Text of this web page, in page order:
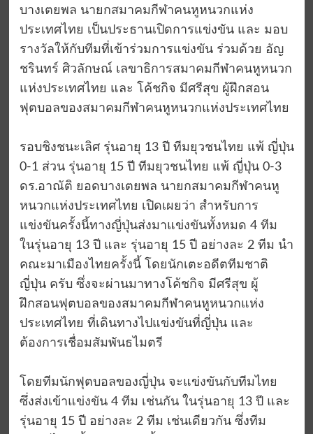
บางเตยพล นายกสมาคมกีฬาคนหูหนวกแห่ง
ประเทศไทย เป็นประธานเปิดการแข่งขัน และ มอบ
รางวัลให้กับทีมที่เข้าร่วมการแข่งขัน ร่วมด้วย อัญ
ชรินทร์ ศิวลักษณ์ เลขาธิการสมาคมกีฬาคนหูหนวก
แห่งประเทศไทย และ โค้ชกิจ มีศรีสุข ผู้ฝึกสอน
ฟุตบอลของสมาคมกีฬาคนหูหนวกแห่งประเทศไทย
รอบชิงชนะเลิศ รุ่นอายุ 13 ปี ทีมยุวชนไทย แพ้ ญี่ปุ่น
0-1 ส่วน รุ่นอายุ 15 ปี ทีมยุวชนไทย แพ้ ญี่ปุ่น 0-3
ดร.อาณัติ ยอดบางเตยพล นายกสมาคมกีฬาคนหู
หนวกแห่งประเทศไทย เปิดเผยว่า สำหรับการ
แข่งขันครั้งนี้ทางญี่ปุ่นส่งมาแข่งขันทั้งหมด 4 ทีม
ในรุ่นอายุ 13 ปี และ รุ่นอายุ 15 ปี อย่างละ 2 ทีม นำ
คณะมาเมืองไทยครั้งนี้ โดยนักเตะอดีตทีมชาติ
ญี่ปุ่น ครับ ซึ่งจะผ่านมาทางโค้ชกิจ มีศรีสุข ผู้
ฝึกสอนฟุตบอลของสมาคมกีฬาคนหูหนวกแห่ง
ประเทศไทย ที่เดินทางไปแข่งขันที่ญี่ปุ่น และ
ต้องการเชื่อมสัมพันธไมตรี
โดยทีมนักฟุตบอลของญี่ปุ่น จะแข่งขันกับทีมไทย
ซึ่งส่งเข้าแข่งขัน 4 ทีม เช่นกัน ในรุ่นอายุ 13 ปี และ
รุ่นอายุ 15 ปี อย่างละ 2 ทีม เช่นเดียวกัน ซึ่งทีม